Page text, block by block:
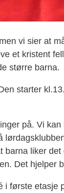
vi sier at
et kristent
større barna.
starter
på. Vi
liker
Det hjelper
i første etasje